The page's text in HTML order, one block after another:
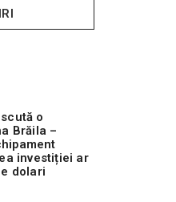
o
Brăila –
investiției ar
dolari